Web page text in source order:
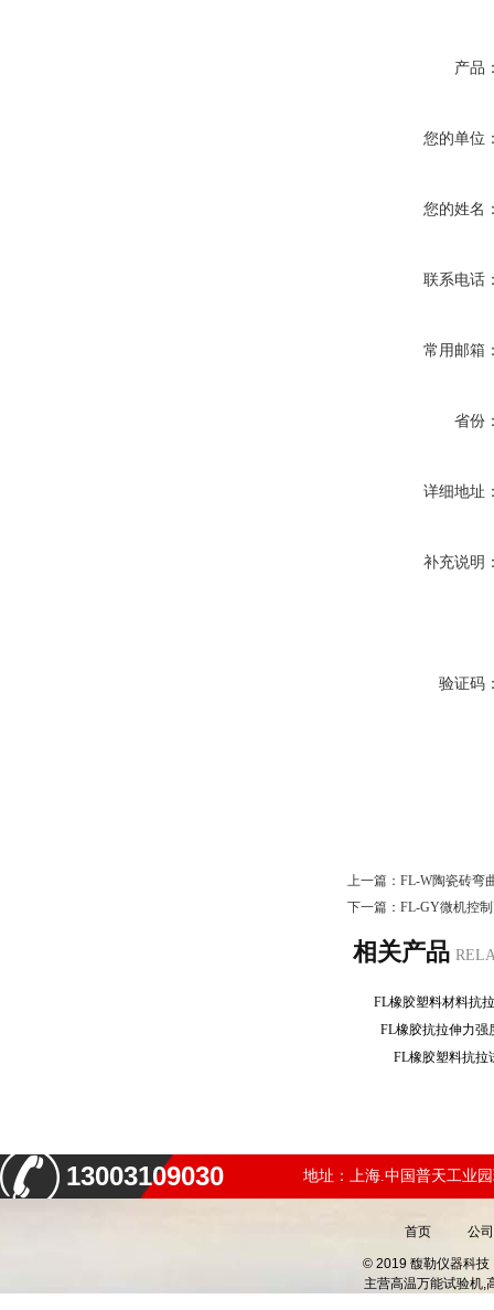
产品
您的单位
您的姓名
联系电话
常用邮箱
省份
详细地址
补充说明
验证码
上一篇： FL-W陶瓷砖弯
下一篇： FL-GY微机控
相关产品
FL橡胶塑料材料抗
FL橡胶抗拉伸力
FL橡胶塑料抗
13003109030 地址：上海.中国普天工业
首页 公
© 2019 馥勒仪器科技
主营高温万能试验机,